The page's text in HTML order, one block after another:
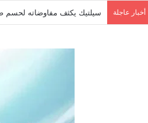
أخبار عاجلة الزمالك يرفض رحيل خوان بيزيرا